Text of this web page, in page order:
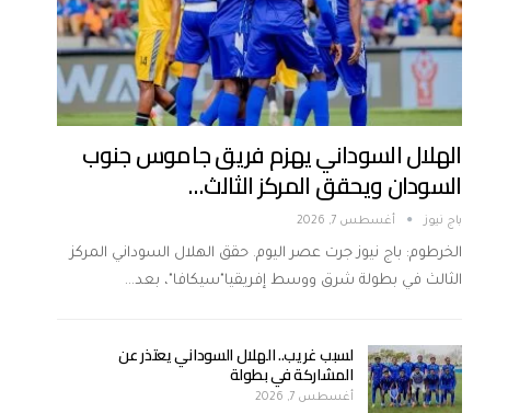
الهلال السوداني يهزم فريق جاموس جنوب
السودان ويحقق المركز الثالث…
باج نيوز أغسطس 7, 2026
الخرطوم: باج نيوز جرت عصر اليوم. حقق الهلال السوداني المركز
الثالث في بطولة شرق ووسط إفريقيا"سيكافا"، بعد…
لسبب غريب.. الهلال السوداني يعتذر عن
المشاركة في بطولة
أغسطس 7, 2026